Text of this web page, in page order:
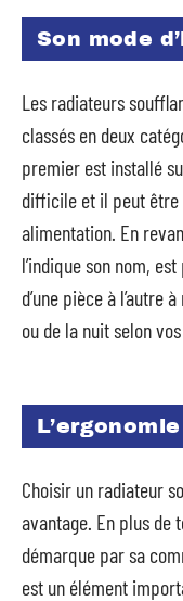
Son mode
Les radiateurs
classés en deux
premier est installé
difficile et il peut être
alimentation. En
l’indique son nom,
d’une pièce à l’autre
ou de la nuit selon vos
Choisir un radiateur
avantage. En plus de
démarque par sa
est un élément